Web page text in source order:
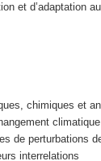
et d’adaptation
chimiques et
de perturbations
interrelations